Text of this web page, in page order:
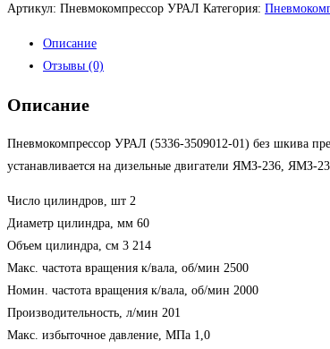
Пневмокомпрессор
Артикул: Пневмокомпрессор УРАЛ Категория:
Описание
Отзывы (0)
Описание
Пневмокомпрессор УРАЛ (5336-3509012-01) без шкива
устанавливается на дизельные двигатели ЯМЗ-236, ЯМЗ-
Число цилиндров, шт 2
Диаметр цилиндра, мм 60
Объем цилиндра, см 3 214
Макс. частота вращения к/вала, об/мин 2500
Номин. частота вращения к/вала, об/мин 2000
Производительность, л/мин 201
Макс. избыточное давление, МПа 1,0